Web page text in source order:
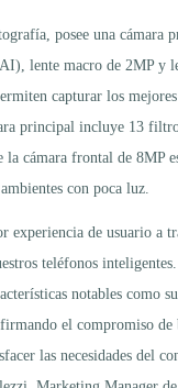
posee una cámara
lente macro de 2MP y
capturar los mejores
principal incluye 13
cámara frontal de 8MP
con poca luz.
experiencia de usuario a
teléfonos
notables como
el compromiso
las necesidades del